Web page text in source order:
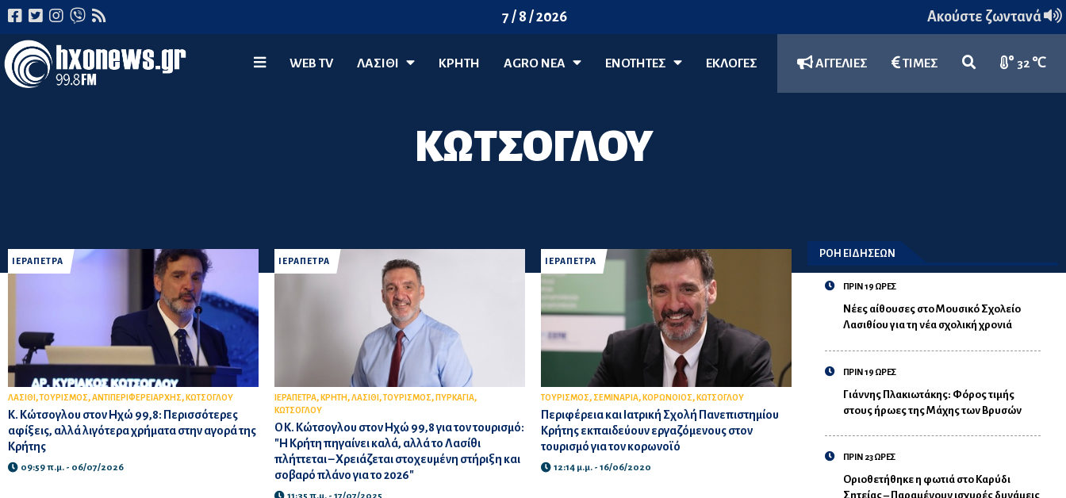
7 / 8 / 2026 Ακούστε ζωντανά
WEB TV ΛΑΣΊΘΙ ΚΡΗΤΗ AGRO ΝΈΑ ΕΝΟΤΗΤΕΣ ΕΚΛΟΓΕΣ ΑΓΓΕΛΙΕΣ ΤΙΜΕΣ 32 ℃
ΚΩΤΣΟΓΛΟΥ
ΙΕΡΑΠΕΤΡΑ
ΛΑΣΙΘΙ ,ΤΟΥΡΙΣΜΟΣ,ΑΝΤΙΠΕΡΙΦΕΡΕΙΑΡΧΗΣ, ΚΩΤΣΟΓΛΟΥ
Κ. Κώτσογλου στον Ηχώ 99,8: Περισσότερες
αφίξεις, αλλά λιγότερα χρήματα στην αγορά της
Κρήτης
09:59 π.μ. - 06/07/2026
ΙΕΡΑΠΕΤΡΑ
ΙΕΡΑΠΕΤΡΑ, ΚΡΗΤΗ,ΛΑΣΙΘΙ ,ΤΟΥΡΙΣΜΟΣ, ΠΥΡΚΑΓΙΑ,
ΚΩΤΣΟΓΛΟΥ
Ο Κ. Κώτσογλου στον Ηχώ 99,8 για τον τουρισμό:
"Η Κρήτη πηγαίνει καλά, αλλά το Λασίθι
πλήττεται – Χρειάζεται στοχευμένη στήριξη και
σοβαρό πλάνο για το 2026"
11:35 π.μ. - 17/07/2025
ΙΕΡΑΠΕΤΡΑ
ΤΟΥΡΙΣΜΟΣ, ΣΕΜΙΝΑΡΙΑ, ΚΟΡΩΝΟΙΟΣ, ΚΩΤΣΟΓΛΟΥ
Περιφέρεια και Ιατρική Σχολή Πανεπιστημίου
Κρήτης εκπαιδεύουν εργαζόμενους στον
τουρισμό για τον κορωνοϊό
12:14 μ.μ. - 16/06/2020
ΡΟΗ ΕΙΔΗΣΕΩΝ
ΠΡΙΝ 19 ΩΡΕΣ
Νέες αίθουσες στο Μουσικό Σχολείο
Λασιθίου για τη νέα σχολική χρονιά
ΠΡΙΝ 19 ΩΡΕΣ
Γιάννης Πλακιωτάκης: Φόρος τιμής
στους ήρωες της Μάχης των Βρυσών
ΠΡΙΝ 23 ΩΡΕΣ
Οριοθετήθηκε η φωτιά στο Καρύδι
Σητείας – Παραμένουν ισχυρές δυνάμεις